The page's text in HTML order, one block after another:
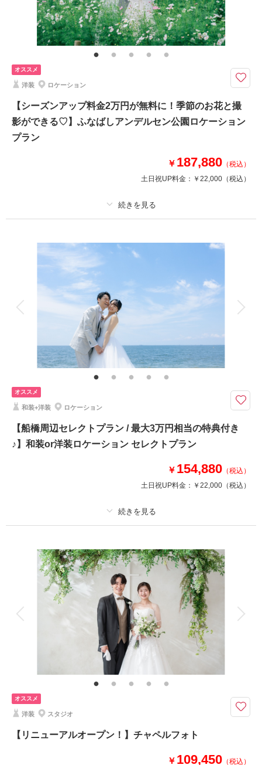
で写真が残せる大人気プラン
洋装も和装も贅沢に撮影したい！そんなお二人にオススメのプラン♪
寒い冬でも安心して2着の撮影を楽しんでいただけます。
2026年8月末までに撮影可能なお客様限定【最大3万円相当の豪華特典プレ
ゼント】
撮影日：2026年6月26日
撮影場所：
スタジオAQUA千葉船橋店
オススメ
洋装 ロケーション
【シーズンアップ料金2万円が無料に！季節のお花と撮
影ができる♡】ふなばしアンデルセン公園ロケーション
プラン
￥ 187,880 （税込）
土日祝UP料金： ￥22,000 （税込）
新婦衣装1着 新郎衣装1着
着付け
台紙付写真
挙式
家族用衣装レンタル
その他含むもの
出張料 / ヘアメイクアテンド / ライブレタッチ
年間で約90万人が訪れる千葉県の大人気スポット
広大な敷地に、風車や海外風の街並み・アスレチックや美術館・お花畑など
があり、美しい風景が広がります。
こんなにお得に撮影できるのは今だけ♡
撮影場所： アンデルセン公園
相談予約する
来店・オンライン
撮影日の空き
を確認する
オススメ
和装+洋装 ロケーション
【船橋周辺セレクトプラン / 最大3万円相当の特典付き
♪】和装or洋装ロケーション セレクトプラン
￥ 154,880 （税込）
土日祝UP料金： ￥22,000 （税込）
撮影料 新婦衣装1着 新郎衣装1着
着付け ヘアメイク 小物一式
アルバム データ 150 カット 台紙付写真
衣装追加 会食 挙式
家族用衣装レンタル ペットと撮影
その他含むもの
出張料 / ヘアメイクアテンド / ライブレタッチ
レタッチ付データがたっぷり150枚♡ 稲毛海浜公園 / 見浜園 / ストリートフ
ォト... 自由にセレクトできるとっておきプラン
人気スポットの稲毛海浜公園や見浜園、街中ストリート・思い出の場所での
ングフォトをおふたりと共に」素敵な写真と思い出を残しましょう！
オススメ
洋装 スタジオ
【リニューアルオープン！】チャペルフォト
￥ 109,450 （税込）